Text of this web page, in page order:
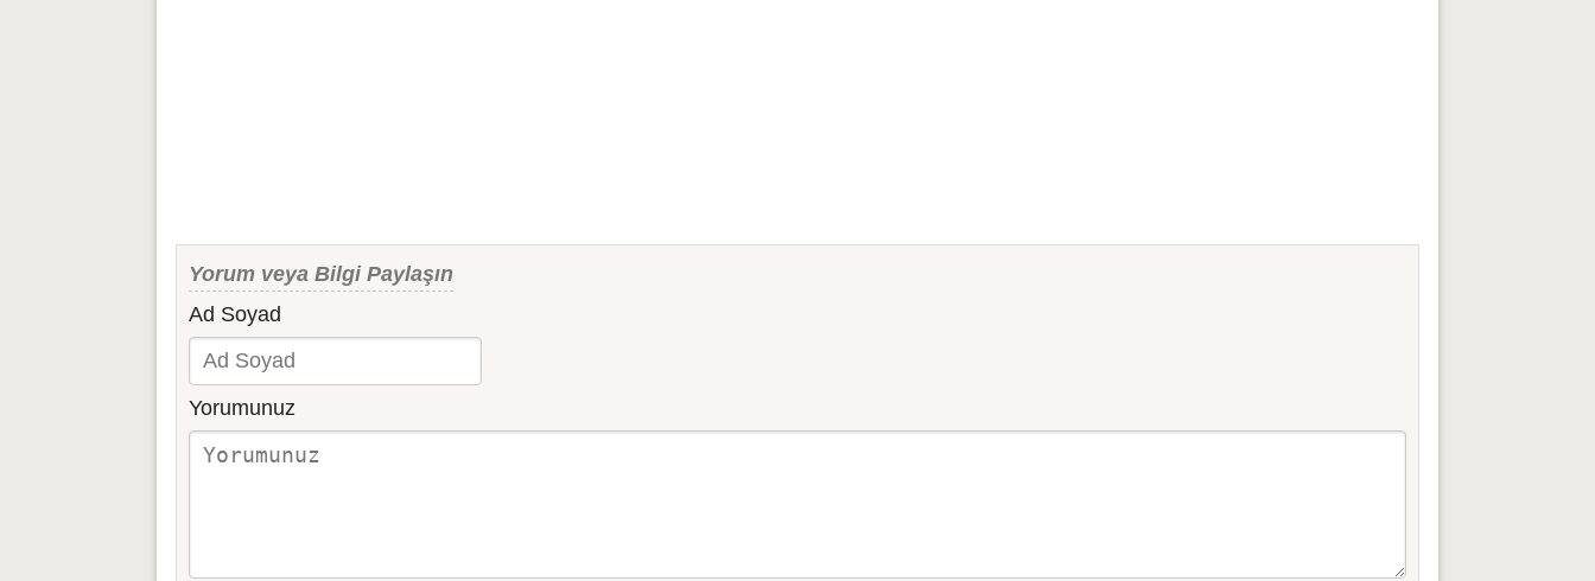
Yorum veya Bilgi Paylaşın
Ad Soyad
Yorumunuz